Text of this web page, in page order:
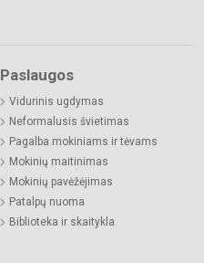
Paslaugos
Vidurinis ugdymas
Neformalusis švietimas
Pagalba mokiniams ir tėvams
Mokinių maitinimas
Mokinių pavėžėjimas
Patalpų nuoma
Biblioteka ir skaitykla